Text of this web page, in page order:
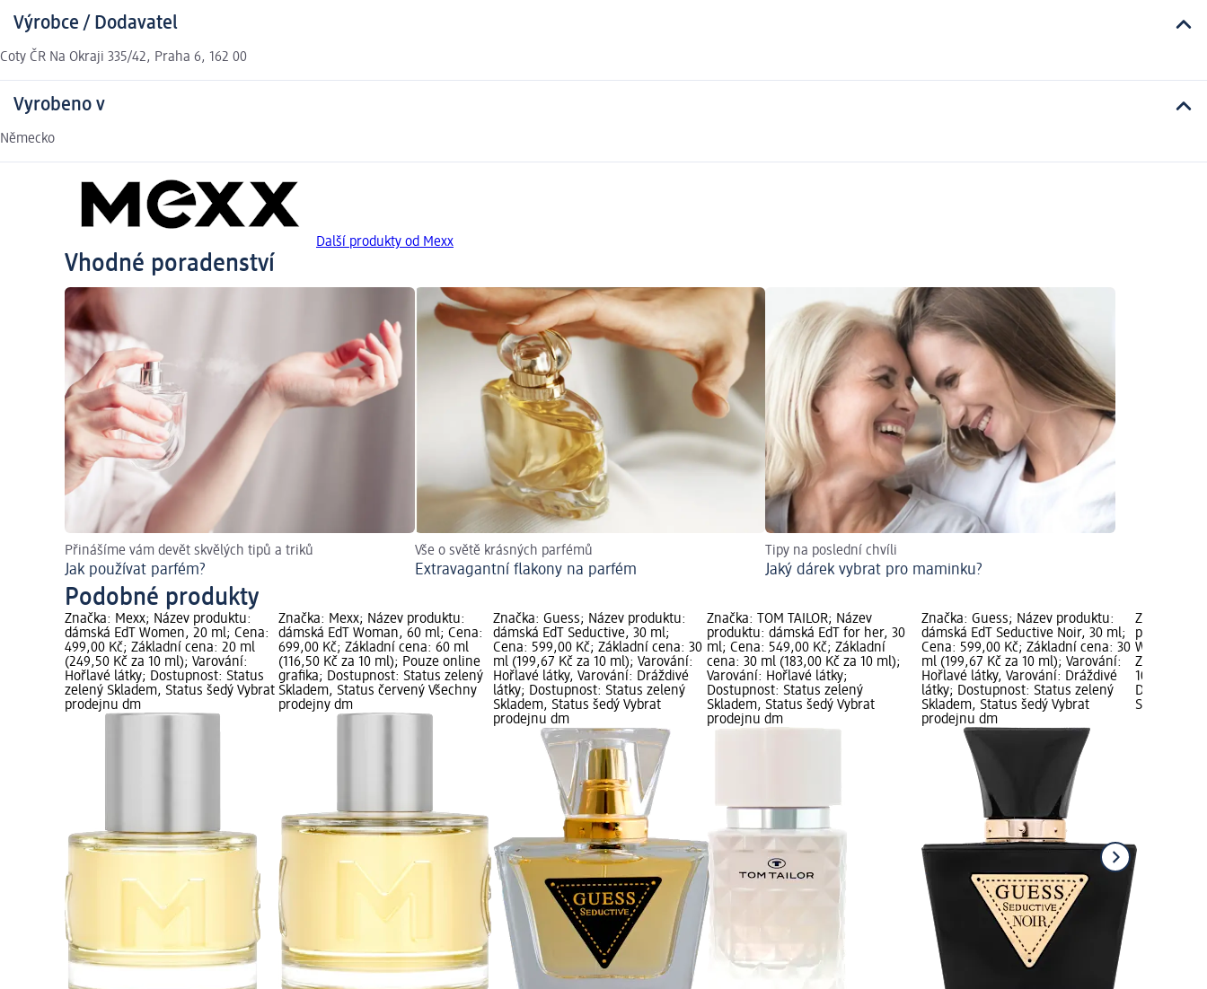
Výrobce / Dodavatel
Coty ČR Na Okraji 335/42, Praha 6, 162 00
Vyrobeno v
Německo
Další produkty od Mexx
Vhodné poradenství
Přinášíme vám devět skvělých tipů a triků
Jak používat parfém?
Vše o světě krásných parfémů
Extravagantní flakony na parfém
Tipy na poslední chvíli
Jaký dárek vybrat pro maminku?
Podobné produkty
Značka: Mexx; Název produktu:
dámská EdT Women, 20 ml; Cena:
499,00 Kč; Základní cena: 20 ml
(249,50 Kč za 10 ml); Varování:
Hořlavé látky; Dostupnost: Status
zelený Skladem, Status šedý Vybrat
prodejnu dm
Značka: Mexx; Název produktu:
dámská EdT Woman, 60 ml; Cena:
699,00 Kč; Základní cena: 60 ml
(116,50 Kč za 10 ml); Pouze online
grafika; Dostupnost: Status zelený
Skladem, Status červený Všechny
prodejny dm
Značka: Guess; Název produktu:
dámská EdT Seductive, 30 ml;
Cena: 599,00 Kč; Základní cena: 30
ml (199,67 Kč za 10 ml); Varování:
Hořlavé látky, Varování: Dráždivé
látky; Dostupnost: Status zelený
Skladem, Status šedý Vybrat
prodejnu dm
Značka: TOM TAILOR; Název
produktu: dámská EdT for her, 30
ml; Cena: 549,00 Kč; Základní
cena: 30 ml (183,00 Kč za 10 ml);
Varování: Hořlavé látky;
Dostupnost: Status zelený
Skladem, Status šedý Vybrat
prodejnu dm
Značka: Guess; Název produktu:
dámská EdT Seductive Noir, 30 ml;
Cena: 599,00 Kč; Základní cena: 30
ml (199,67 Kč za 10 ml); Varování:
Hořlavé látky, Varování: Dráždivé
látky; Dostupnost: Status zelený
Skladem, Status šedý Vybrat
prodejnu dm
Značka:
produktu:
Woman, 30
Základní
10 ml);
Skladem,